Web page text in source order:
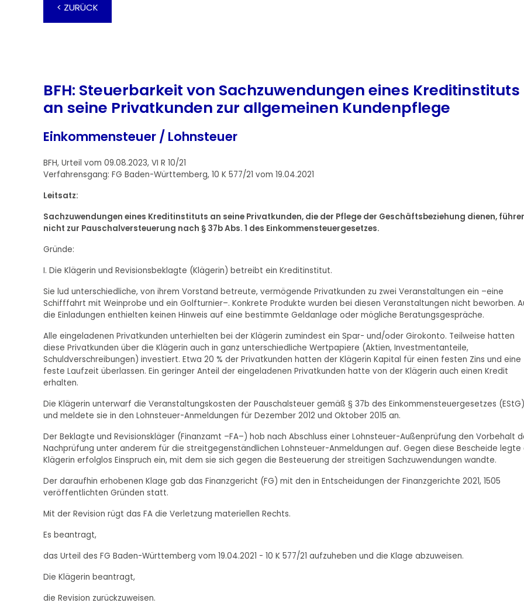
< ZURÜCK
BFH: Steuerbarkeit von Sachzuwendungen eines Kreditinstituts
an seine Privatkunden zur allgemeinen Kundenpflege
Einkommensteuer / Lohnsteuer
BFH, Urteil vom 09.08.2023, VI R 10/21
Verfahrensgang: FG Baden-Württemberg, 10 K 577/21 vom 19.04.2021
Leitsatz:
Sachzuwendungen eines Kreditinstituts an seine Privatkunden, die der Pflege der Geschäftsbeziehung dienen,
nicht zur Pauschalversteuerung nach § 37b Abs. 1 des Einkommensteuergesetzes.
Gründe:
I. Die Klägerin und Revisionsbeklagte (Klägerin) betreibt ein Kreditinstitut.
Sie lud unterschiedliche, von ihrem Vorstand betreute, vermögende Privatkunden zu zwei Veranstaltungen ein –eine
Schifffahrt mit Weinprobe und ein Golfturnier–. Konkrete Produkte wurden bei diesen Veranstaltungen nicht beworben.
die Einladungen enthielten keinen Hinweis auf eine bestimmte Geldanlage oder mögliche Beratungsgespräche.
Alle eingeladenen Privatkunden unterhielten bei der Klägerin zumindest ein Spar- und/oder Girokonto. Teilweise hatten
diese Privatkunden über die Klägerin auch in ganz unterschiedliche Wertpapiere (Aktien, Investmentanteile,
Schuldverschreibungen) investiert. Etwa 20 % der Privatkunden hatten der Klägerin Kapital für einen festen Zins und eine
feste Laufzeit überlassen. Ein geringer Anteil der eingeladenen Privatkunden hatte von der Klägerin auch einen Kredit
erhalten.
Die Klägerin unterwarf die Veranstaltungskosten der Pauschalsteuer gemäß § 37b des Einkommensteuergesetzes (EStG)
und meldete sie in den Lohnsteuer-Anmeldungen für Dezember 2012 und Oktober 2015 an.
Der Beklagte und Revisionskläger (Finanzamt –FA–) hob nach Abschluss einer Lohnsteuer-Außenprüfung den Vorbehalt
Nachprüfung unter anderem für die streitgegenständlichen Lohnsteuer-Anmeldungen auf. Gegen diese Bescheide legte
Klägerin erfolglos Einspruch ein, mit dem sie sich gegen die Besteuerung der streitigen Sachzuwendungen wandte.
Der daraufhin erhobenen Klage gab das Finanzgericht (FG) mit den in Entscheidungen der Finanzgerichte 2021, 1505
veröffentlichten Gründen statt.
Mit der Revision rügt das FA die Verletzung materiellen Rechts.
Es beantragt,
das Urteil des FG Baden-Württemberg vom 19.04.2021 - 10 K 577/21 aufzuheben und die Klage abzuweisen.
Die Klägerin beantragt,
die Revision zurückzuweisen.